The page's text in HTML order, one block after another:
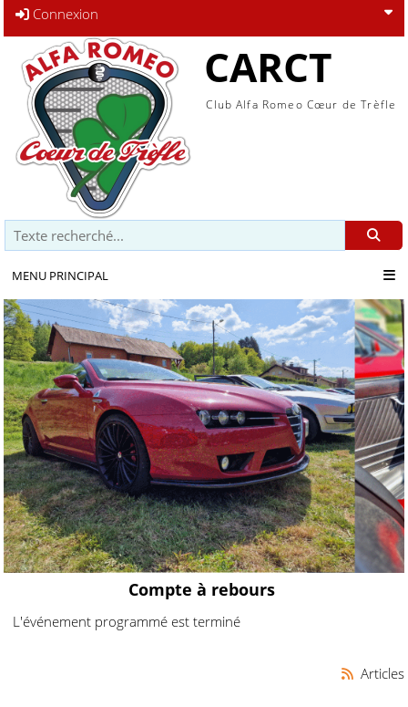
Connexion
CARCT
Club Alfa Romeo Cœur de Trèfle
Recherche
MENU PRINCIPAL
Compte à rebours
L'événement programmé est terminé
Articles